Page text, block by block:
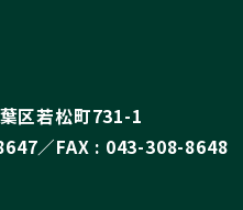
区若松町731-1
／FAX : 043-308-8648